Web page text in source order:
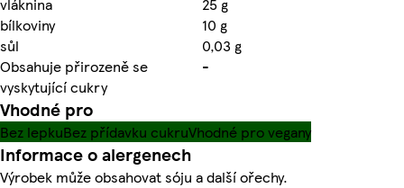
bílkoviny
10 g
sůl
0,03 g
Obsahuje přirozeně se
vyskytující cukry
-
Vhodné pro
Bez lepkuBez přídavku cukruVhodné pro vegany
Informace o alergenech
Výrobek může obsahovat sóju a další ořechy.